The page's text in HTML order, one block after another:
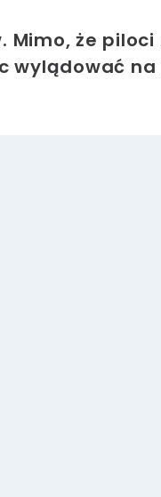
Mimo, że
wylądować